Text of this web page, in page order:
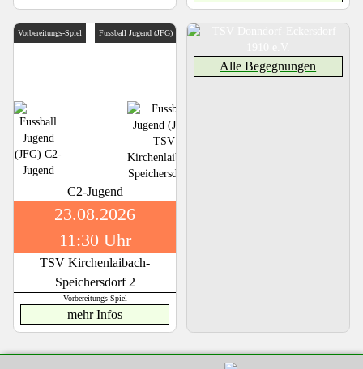
Vorbereitungs-Spiel Fussball Jugend (JFG)
C2-Jugend
23.08.2026
11:30 Uhr
TSV Kirchenlaibach-
Speichersdorf 2
Vorbereitungs-Spiel
mehr Infos
Alle Begegnungen